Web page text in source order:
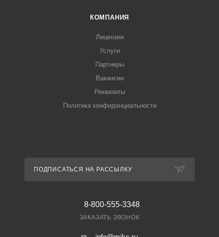
КОМПАНИЯ
Лицензии
Услуги
Партнеры
Вакансии
Реквизиты
Политика конфиденциальности
ПОДПИСАТЬСЯ НА РАССЫЛКУ
8-800-555-3348
ЗАКАЗАТЬ ЗВОНОК